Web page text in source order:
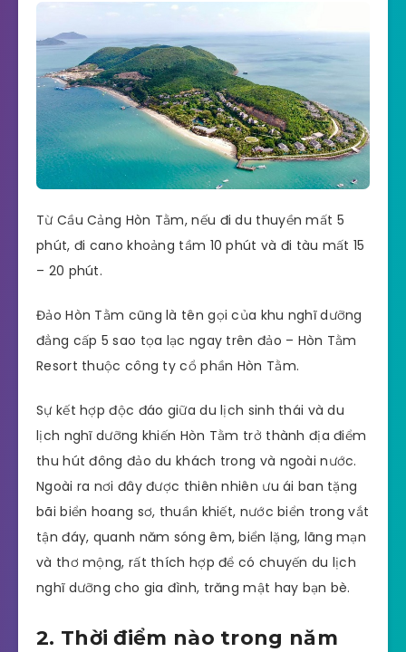
Từ Cầu Cảng Hòn Tằm, nếu đi du thuyền mất 5
phút, đi cano khoảng tầm 10 phút và đi tàu mất 15
– 20 phút.
Đảo Hòn Tằm cũng là tên gọi của khu nghĩ dưỡng
đẳng cấp 5 sao tọa lạc ngay trên đảo – Hòn Tằm
Resort thuộc công ty cổ phần Hòn Tằm.
Sự kết hợp độc đáo giữa du lịch sinh thái và du
lịch nghĩ dưỡng khiến Hòn Tằm trở thành địa điểm
thu hút đông đảo du khách trong và ngoài nước.
Ngoài ra nơi đây được thiên nhiên ưu ái ban tặng
bãi biển hoang sơ, thuần khiết, nước biển trong vắt
tận đáy, quanh năm sóng êm, biển lặng, lãng mạn
và thơ mộng, rất thích hợp để có chuyến du lịch
nghĩ dưỡng cho gia đình, trăng mật hay bạn bè.
2. Thời điểm nào trong năm